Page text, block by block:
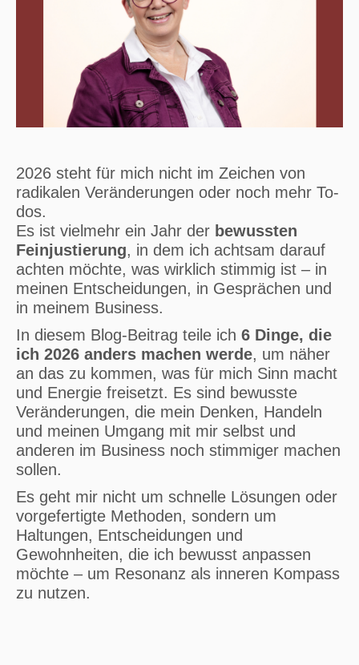
2026 steht für mich nicht im Zeichen von
radikalen Veränderungen oder noch mehr To-
dos.
Es ist vielmehr ein Jahr der bewussten
Feinjustierung, in dem ich achtsam darauf
achten möchte, was wirklich stimmig ist – in
meinen Entscheidungen, in Gesprächen und
in meinem Business.
In diesem Blog-Beitrag teile ich 6 Dinge, die
ich 2026 anders machen werde, um näher
an das zu kommen, was für mich Sinn macht
und Energie freisetzt. Es sind bewusste
Veränderungen, die mein Denken, Handeln
und meinen Umgang mit mir selbst und
anderen im Business noch stimmiger machen
sollen.
Es geht mir nicht um schnelle Lösungen oder
vorgefertigte Methoden, sondern um
Haltungen, Entscheidungen und
Gewohnheiten, die ich bewusst anpassen
möchte – um Resonanz als inneren Kompass
zu nutzen.